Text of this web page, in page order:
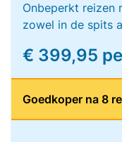
Onbeperkt reizen
zowel in de spits
€ 399,95
Goedkoper na 8